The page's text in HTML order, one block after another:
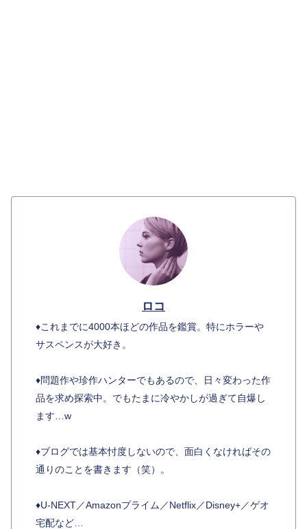
ロコ
♦︎これまでに4000本ほどの作品を鑑賞。特にホラーや
サスペンスが大好き。
♦︎問題作や珍作ハンターでもあるので、日々変わった作
品を求め探索中。でもたまに冷やかしが過ぎて自爆し
ます…w
♦︎ブログでは基本忖度しないので、面白くなければその
通りのことを書きます（笑）。
♦︎U-NEXT／Amazonプライム／Netflix／Disney+／ゲオ
宅配など…